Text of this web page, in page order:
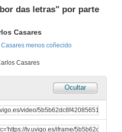
das letras" por parte
Casares
menos coñecido
Casares
Ocultar